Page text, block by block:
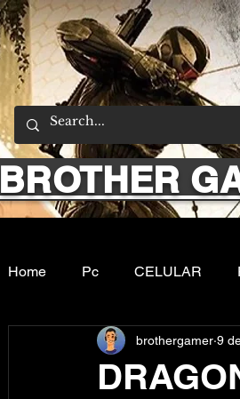
BROTHER
Home Pc CELULAR
Emuladores Sobre nos
brothergamer 9